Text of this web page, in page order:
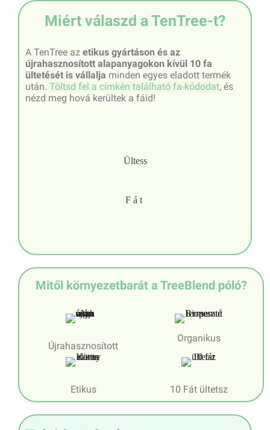
Miért válaszd a TenTree-t?
A TenTree az etikus gyártáson és az
újrahasznosított alapanyagokon kívül 10 fa
ültetését is vállalja minden egyes eladott termék
után. Töltsd fel a címkén található fa-kódodat, és
nézd meg hová kerültek a fáid!
Ültess
Fát
Mitől környezetbarát a TreeBlend póló?
Újrahasznosított
Organikus
Etikus 10 Fát ültetsz